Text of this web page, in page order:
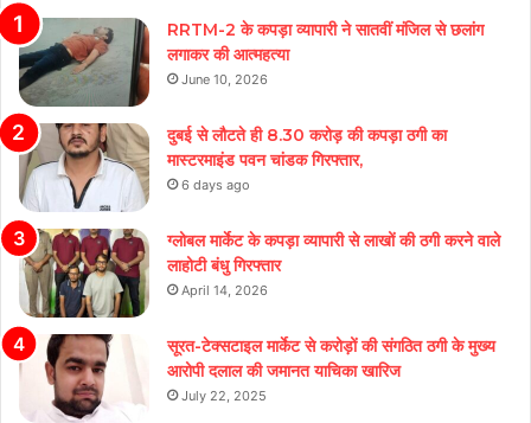
RRTM-2 के कपड़ा व्यापारी ने सातवीं मंजिल से छलांग
लगाकर की आत्महत्या
June 10, 2026
दुबई से लौटते ही 8.30 करोड़ की कपड़ा ठगी का
मास्टरमाइंड पवन चांडक गिरफ्तार,
6 days ago
ग्लोबल मार्केट के कपड़ा व्यापारी से लाखों की ठगी करने वाले
लाहोटी बंधु गिरफ्तार
April 14, 2026
सूरत-टेक्सटाइल मार्केट से करोड़ों की संगठित ठगी के मुख्य
आरोपी दलाल की जमानत याचिका खारिज
July 22, 2025